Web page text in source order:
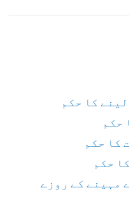
کا حکم
حکم
کا حکم
حکم
مہینے کے روزے